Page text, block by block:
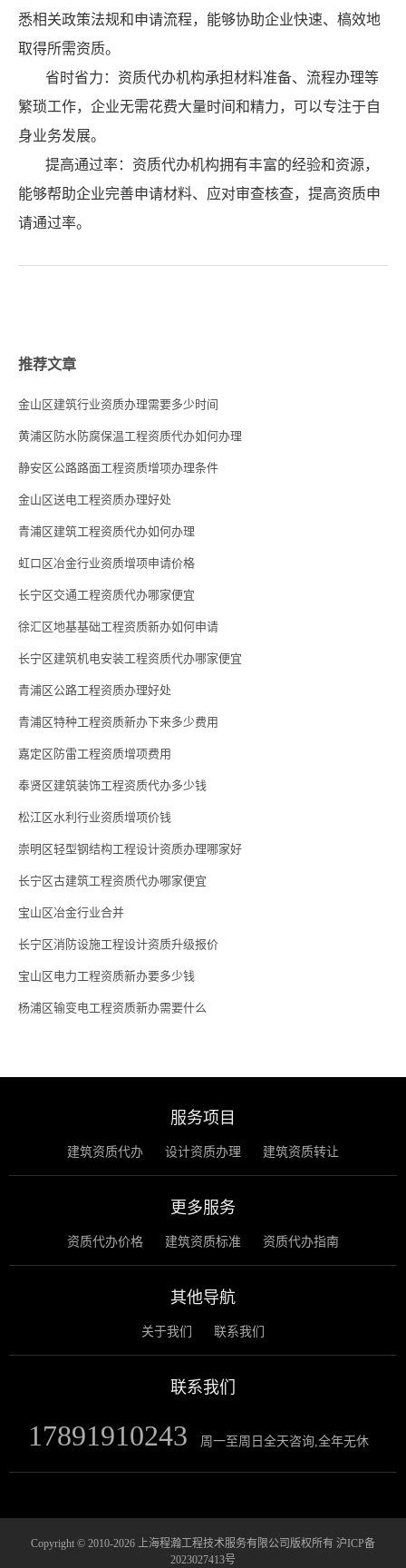
悉相关政策法规和申请流程，能够协助企业快速、槁效地
取得所需资质。
省时省力：资质代办机构承担材料准备、流程办理等
繁琐工作，企业无需花费大量时间和精力，可以专注于自
身业务发展。
提高通过率：资质代办机构拥有丰富的经验和资源，
能够帮助企业完善申请材料、应对审查核查，提高资质申
请通过率。
推荐文章
金山区建筑行业资质办理需要多少时间
黄浦区防水防腐保温工程资质代办如何办理
静安区公路路面工程资质增项办理条件
金山区送电工程资质办理好处
青浦区建筑工程资质代办如何办理
虹口区冶金行业资质增项申请价格
长宁区交通工程资质代办哪家便宜
徐汇区地基基础工程资质新办如何申请
长宁区建筑机电安装工程资质代办哪家便宜
青浦区公路工程资质办理好处
青浦区特种工程资质新办下来多少费用
嘉定区防雷工程资质增项费用
奉贤区建筑装饰工程资质代办多少钱
松江区水利行业资质增项价钱
崇明区轻型钢结构工程设计资质办理哪家好
长宁区古建筑工程资质代办哪家便宜
宝山区冶金行业合并
长宁区消防设施工程设计资质升级报价
宝山区电力工程资质新办要多少钱
杨浦区输变电工程资质新办需要什么
服务项目
建筑资质代办 设计资质办理 建筑资质转让
更多服务
资质代办价格 建筑资质标准 资质代办指南
其他导航
关于我们 联系我们
联系我们
17891910243 周一至周日全天咨询,全年无休
Copyright © 2010-2026 上海程瀚工程技术服务有限公司版权所有 沪ICP备
2023027413号